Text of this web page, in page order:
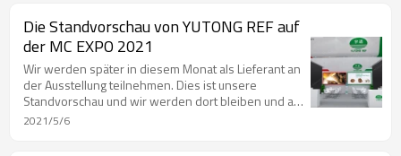
Die Standvorschau von YUTONG REF auf
der MC EXPO 2021
Wir werden später in diesem Monat als Lieferant an
der Ausstellung teilnehmen. Dies ist unsere
Standvorschau und wir werden dort bleiben und auf
Ihr Kommen warten! Wir sehen uns dort!
2021/5/6